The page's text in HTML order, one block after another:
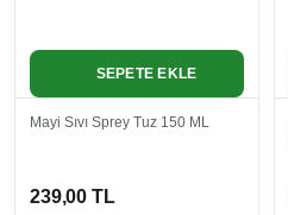
SEPETE EKLE
Mayi Sıvı Sprey Tuz 150 ML
239,00 TL